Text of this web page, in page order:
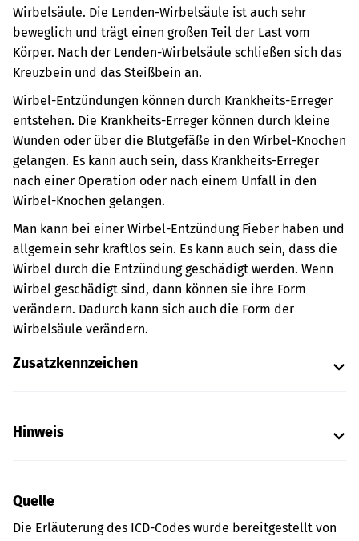
Wirbelsäule. Die Lenden-Wirbelsäule ist auch sehr
beweglich und trägt einen großen Teil der Last vom
Körper. Nach der Lenden-Wirbelsäule schließen sich das
Kreuzbein und das Steißbein an.
Wirbel-Entzündungen können durch Krankheits-Erreger
entstehen. Die Krankheits-Erreger können durch kleine
Wunden oder über die Blutgefäße in den Wirbel-Knochen
gelangen. Es kann auch sein, dass Krankheits-Erreger
nach einer Operation oder nach einem Unfall in den
Wirbel-Knochen gelangen.
Man kann bei einer Wirbel-Entzündung Fieber haben und
allgemein sehr kraftlos sein. Es kann auch sein, dass die
Wirbel durch die Entzündung geschädigt werden. Wenn
Wirbel geschädigt sind, dann können sie ihre Form
verändern. Dadurch kann sich auch die Form der
Wirbelsäule verändern.
Zusatzkennzeichen
Hinweis
Quelle
Die Erläuterung des ICD-Codes wurde bereitgestellt von